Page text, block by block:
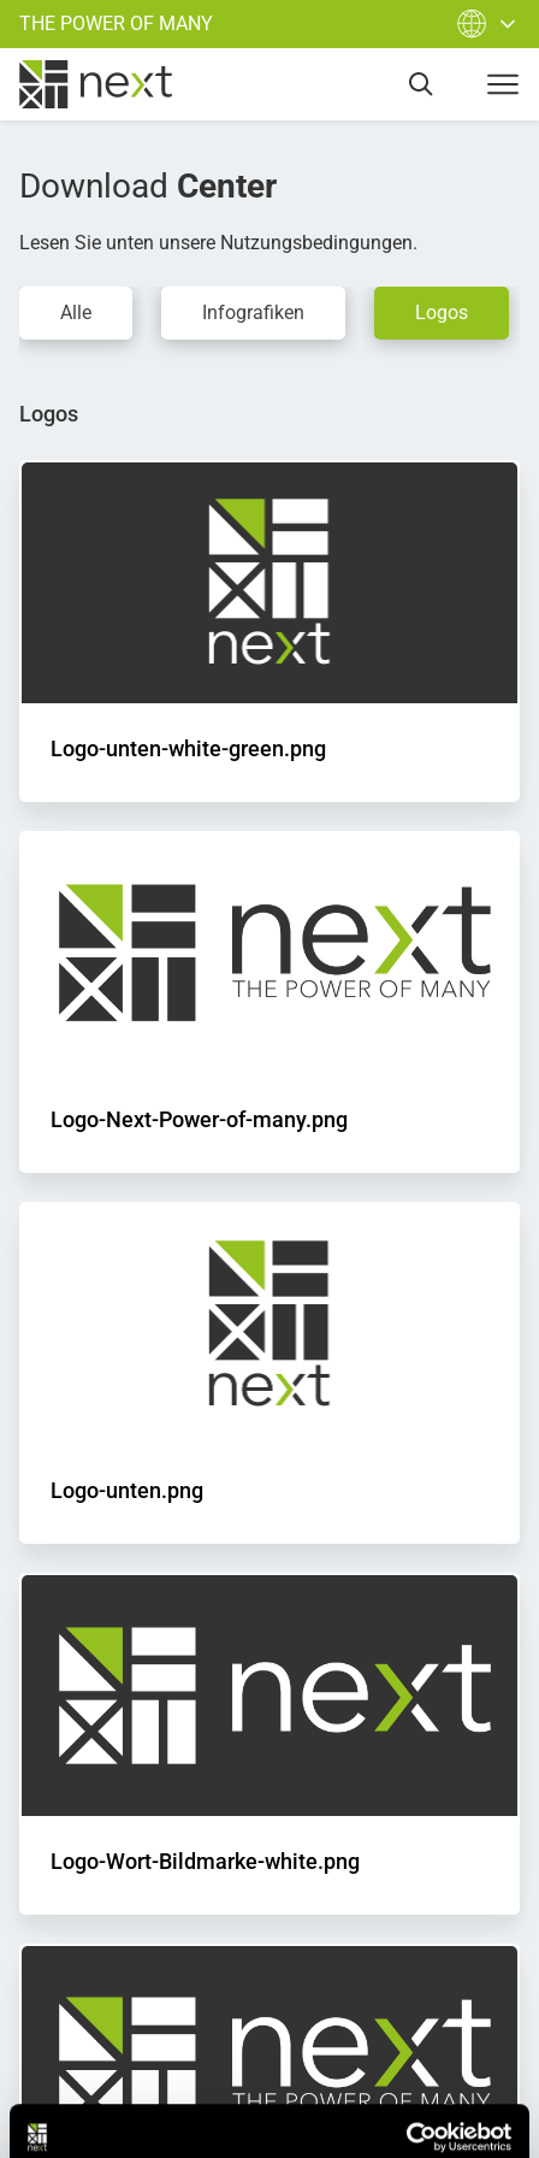
THE POWER OF MANY
Download Center
Lesen Sie unten unsere Nutzungsbedingungen.
Alle Infografiken Logos
Logos
Logo-unten-white-green.png
Logo-Next-Power-of-many.png
Logo-unten.png
Logo-Wort-Bildmarke-white.png